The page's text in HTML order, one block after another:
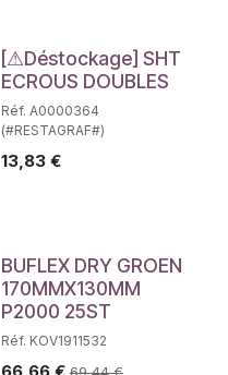
Déstockage
[⚠Déstockage] SHT
ECROUS DOUBLES
Réf. A0000364
(#RESTAGRAF#)
13,83€
BUFLEX DRY GROEN
170MMX130MM
P2000 25ST
Réf. KOV1911532
66,66€ 69,44€